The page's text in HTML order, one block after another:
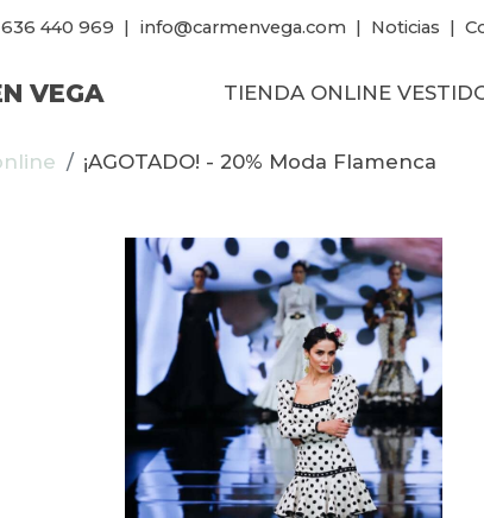
636 440 969 | info@carmenvega.com | Noticias |
VEGA TIENDA ONLINE
¡AGOTADO! - 20% Moda Flamenca